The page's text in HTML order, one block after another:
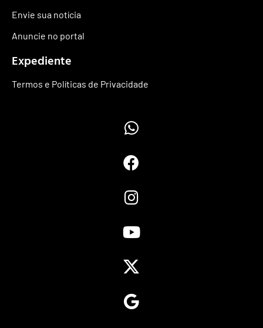
Envie sua notícia
Anuncie no portal
Expediente
Termos e Políticas de Privacidade